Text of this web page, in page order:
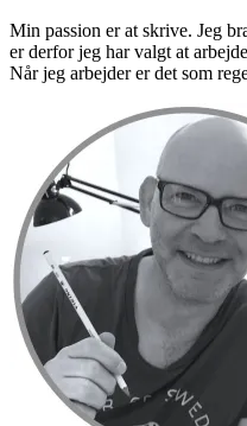
Min passion er at skrive. Jeg
er derfor jeg har valgt at
Når jeg arbejder er det som
Sidebar